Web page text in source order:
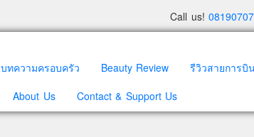
Call us!
บทความครอบครัว Beauty Review
รีวิวสายการบิ
About Us Contact & Support Us